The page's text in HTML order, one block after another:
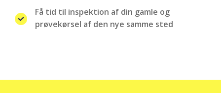
Få tid til inspektion af din gamle og
prøvekørsel af den nye samme sted